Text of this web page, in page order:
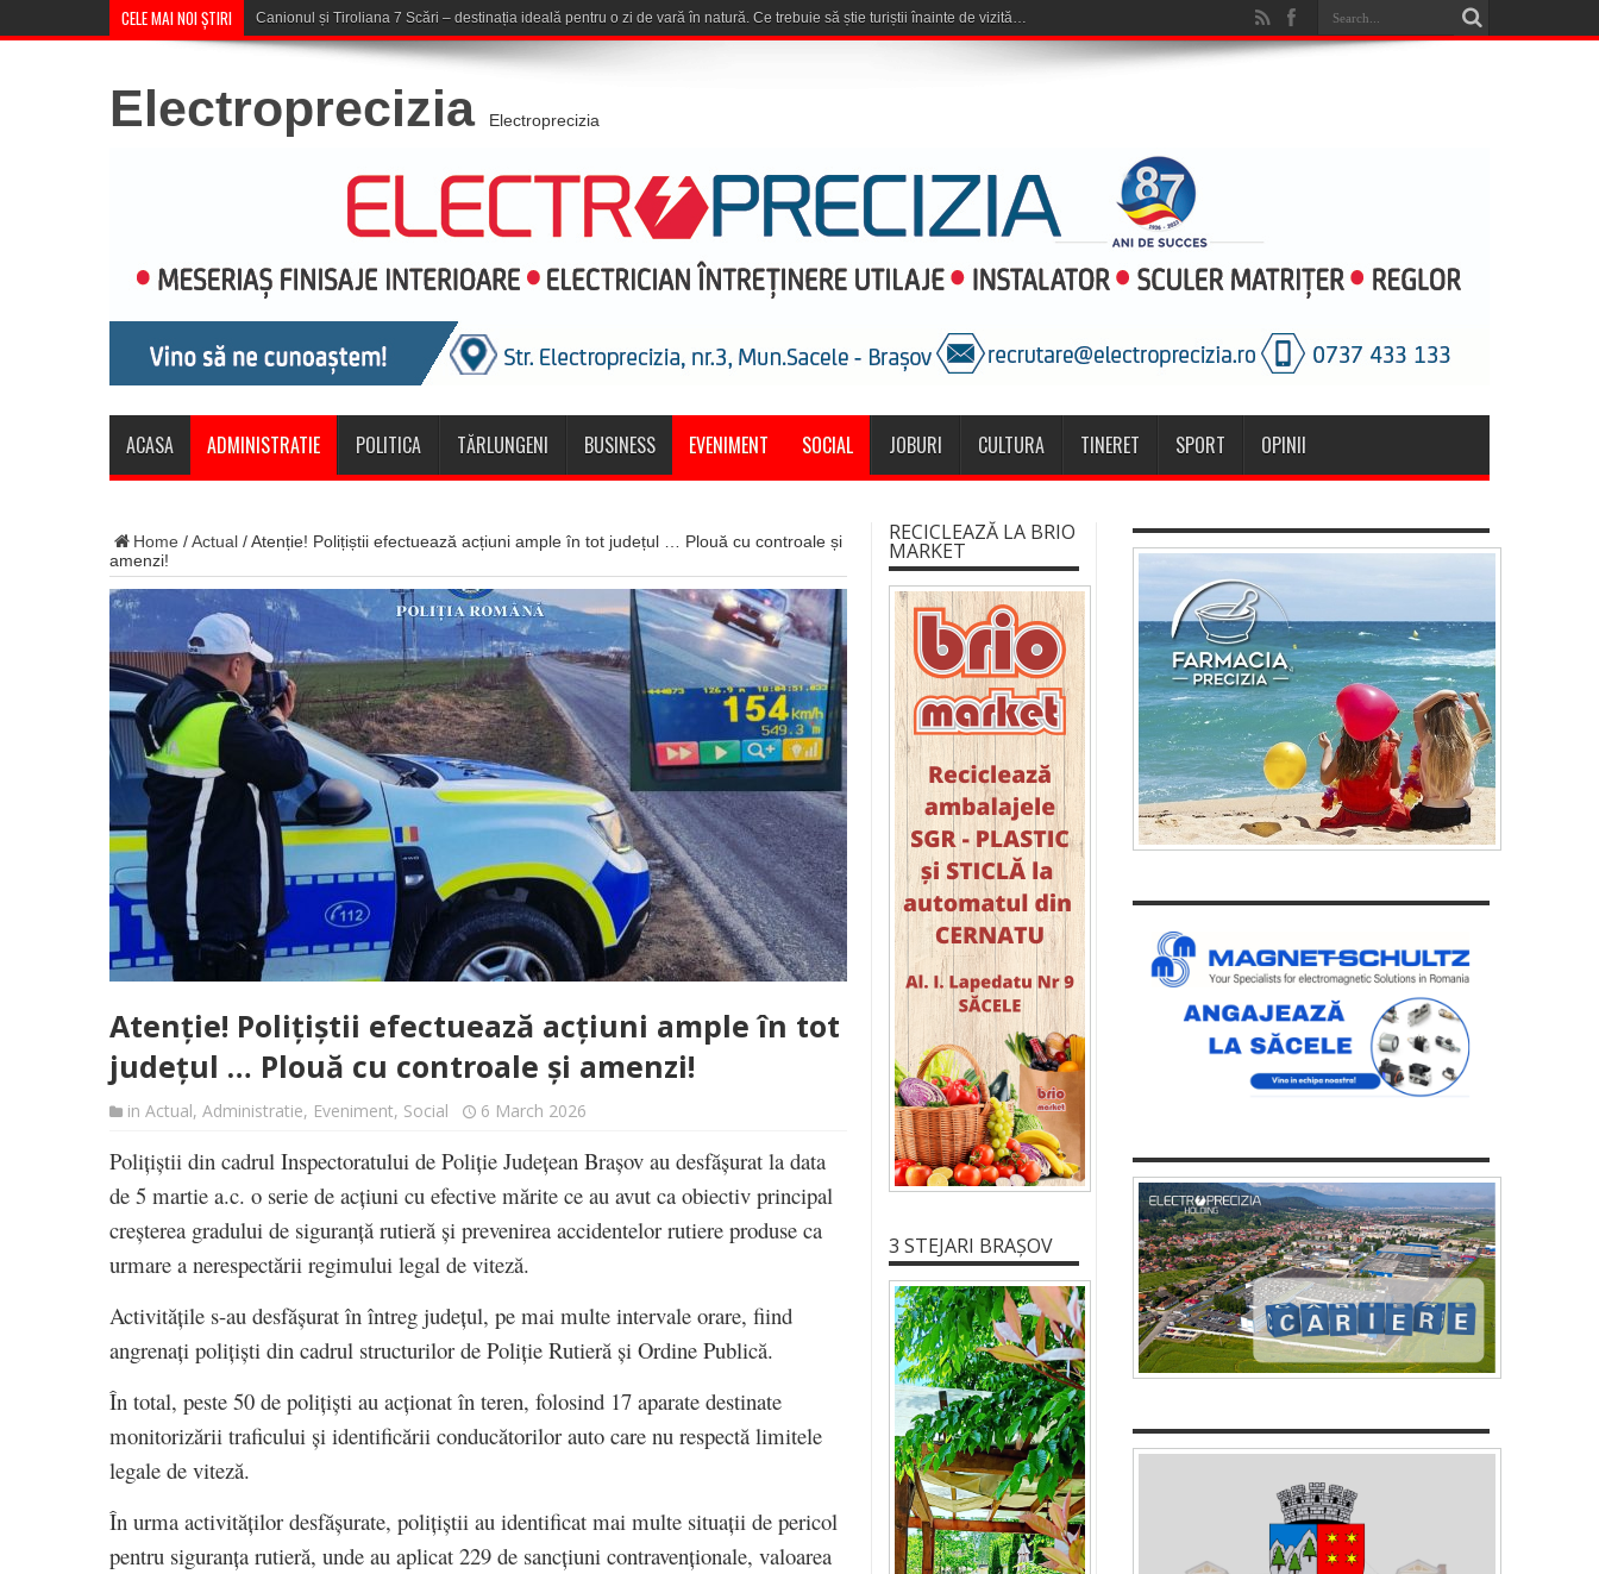
CELE MAI NOI ȘTIRI Concert în aer liber la Komeea C
Electroprecizia Electroprecizia
ACASA ADMINISTRATIE POLITICA TĂRLUNGENI BUSINESS EVENIMENT SOCIAL JOBURI CULTURA TINERET SPORT OPINII
Home /Actual /Atenție! Polițiștii efectuează acțiuni ample în tot județul … Plouă cu controale și
amenzi!
Atenție! Polițiștii efectuează acțiuni ample în tot
județul … Plouă cu controale și amenzi!
in Actual, Administratie, Eveniment, Social 6 March 2026
Polițiștii din cadrul Inspectoratului de Poliție Județean Brașov au desfășurat la data
de 5 martie a.c. o serie de acțiuni cu efective mărite ce au avut ca obiectiv principal
creșterea gradului de siguranță rutieră și prevenirea accidentelor rutiere produse ca
urmare a nerespectării regimului legal de viteză.
Activitățile s-au desfășurat în întreg județul, pe mai multe intervale orare, fiind
angrenați polițiști din cadrul structurilor de Poliție Rutieră și Ordine Publică.
În total, peste 50 de polițiști au acționat în teren, folosind 17 aparate destinate
monitorizării traficului și identificării conducătorilor auto care nu respectă limitele
legale de viteză.
În urma activităților desfășurate, polițiștii au identificat mai multe situații de pericol
pentru siguranța rutieră, unde au aplicat 229 de sancțiuni contravenționale, valoarea
RECICLEAZĂ LA BRIO
MARKET
3 STEJARI BRAȘOV